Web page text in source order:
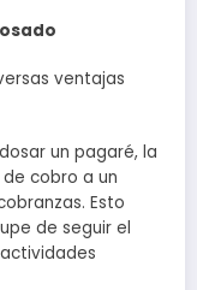
ventajas
un pagaré, la
cobro a un
Esto
de seguir el